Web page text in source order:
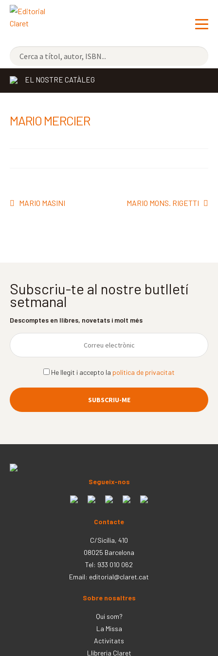
NOVETATS
ELS MÉS VENUTS
EL NOSTRE CATÀLEG
MARIO MERCIER
Navegació
Entrada
MARIO MASINI
Pròxima
MARIO MONS. RIGETTI
Subscriu-te al nostre butlletí
setmanal
Descomptes en llibres, novetats i molt més
He llegit i accepto la política de privacitat
Segueix-nos
Contacte
C/Sicília, 410
08025 Barcelona
Tel: 933 010 062
Email: editorial@claret.cat
Sobre nosaltres
Qui som?
La Missa
Activitats
Llibreria Claret